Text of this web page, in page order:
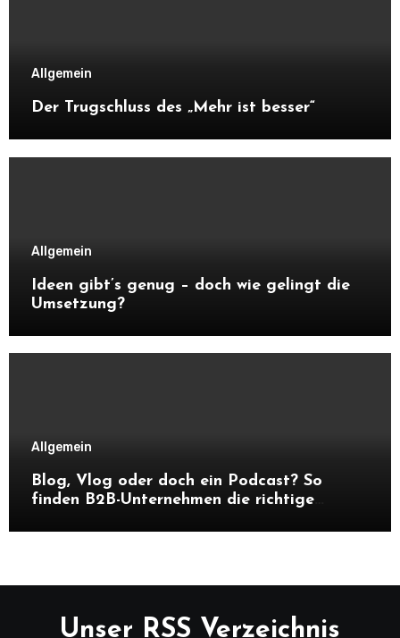
Allgemein
Der Trugschluss des „Mehr ist besser“
Allgemein
Ideen gibt’s genug – doch wie gelingt die
Umsetzung?
Allgemein
Blog, Vlog oder doch ein Podcast? So
finden B2B-Unternehmen die richtige
Unser RSS Verzeichnis